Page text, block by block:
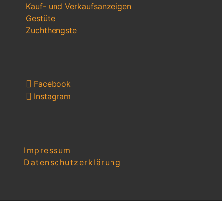
Kauf- und Verkaufsanzeigen
Gestüte
Zuchthengste
Facebook
Instagram
Impressum
Datenschutzerklärung